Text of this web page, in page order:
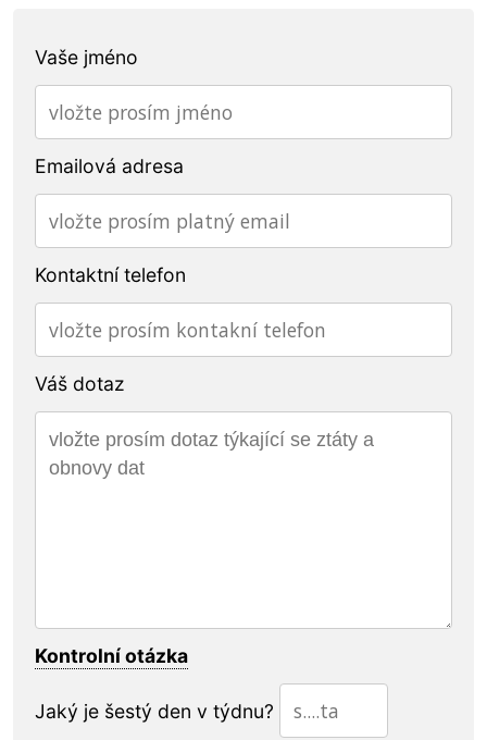
Vaše jméno
Emailová adresa
Kontaktní telefon
Váš dotaz
Kontrolní otázka
Jaký je šestý den v týdnu?